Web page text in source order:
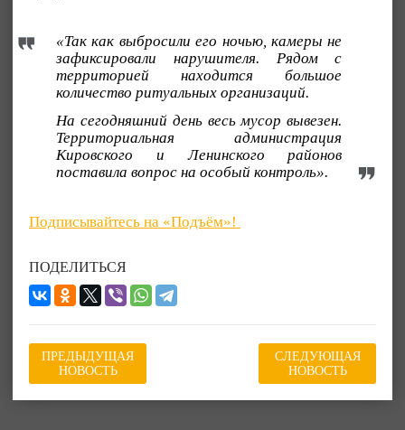
«Так как выбросили его ночью, камеры не
зафиксировали нарушителя. Рядом с
территорией находится большое
количество ритуальных организаций.
На сегодняшний день весь мусор вывезен.
Территориальная администрация
Кировского и Ленинского районов
поставила вопрос на особый контроль».
Подписывайтесь на «Подъём»!
ПОДЕЛИТЬСЯ
ПРЕДЫДУЩАЯ
НОВОСТЬ
СЛЕДУЮЩАЯ
НОВОСТЬ